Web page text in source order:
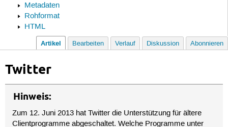
Metadaten
Rohformat
HTML
Artikel Bearbeiten Verlauf Diskussion Abonnieren
Twitter
Hinweis:
Zum 12. Juni 2013 hat Twitter die Unterstützung für ältere
Clientprogramme abgeschaltet. Welche Programme unter